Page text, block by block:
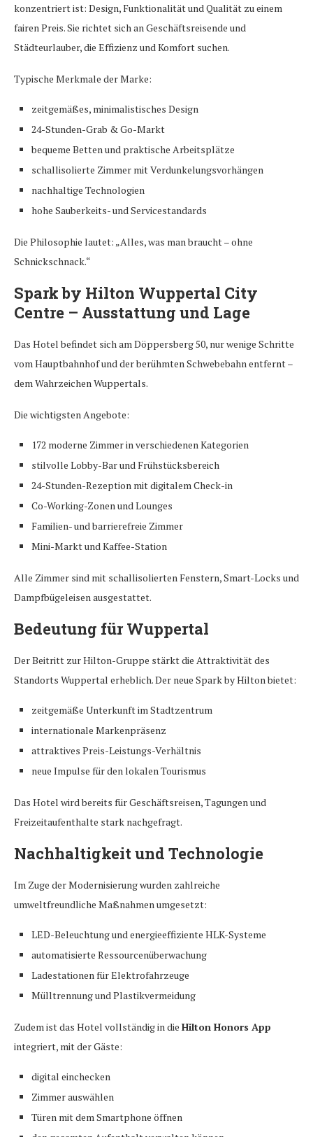
konzentriert ist: Design, Funktionalität und Qualität zu einem
fairen Preis. Sie richtet sich an Geschäftsreisende und
Städteurlauber, die Effizienz und Komfort suchen.
Typische Merkmale der Marke:
zeitgemäßes, minimalistisches Design
24-Stunden-Grab & Go-Markt
bequeme Betten und praktische Arbeitsplätze
schallisolierte Zimmer mit Verdunkelungsvorhängen
nachhaltige Technologien
hohe Sauberkeits- und Servicestandards
Die Philosophie lautet: „Alles, was man braucht – ohne
Schnickschnack.“
Spark by Hilton Wuppertal City
Centre – Ausstattung und Lage
Das Hotel befindet sich am Döppersberg 50, nur wenige Schritte
vom Hauptbahnhof und der berühmten Schwebebahn entfernt –
dem Wahrzeichen Wuppertals.
Die wichtigsten Angebote:
172 moderne Zimmer in verschiedenen Kategorien
stilvolle Lobby-Bar und Frühstücksbereich
24-Stunden-Rezeption mit digitalem Check-in
Co-Working-Zonen und Lounges
Familien- und barrierefreie Zimmer
Mini-Markt und Kaffee-Station
Alle Zimmer sind mit schallisolierten Fenstern, Smart-Locks und
Dampfbügeleisen ausgestattet.
Bedeutung für Wuppertal
Der Beitritt zur Hilton-Gruppe stärkt die Attraktivität des
Standorts Wuppertal erheblich. Der neue Spark by Hilton bietet:
zeitgemäße Unterkunft im Stadtzentrum
internationale Markenpräsenz
attraktives Preis-Leistungs-Verhältnis
neue Impulse für den lokalen Tourismus
Das Hotel wird bereits für Geschäftsreisen, Tagungen und
Freizeitaufenthalte stark nachgefragt.
Nachhaltigkeit und Technologie
Im Zuge der Modernisierung wurden zahlreiche
umweltfreundliche Maßnahmen umgesetzt:
LED-Beleuchtung und energieeffiziente HLK-Systeme
automatisierte Ressourcenüberwachung
Ladestationen für Elektrofahrzeuge
Mülltrennung und Plastikvermeidung
Zudem ist das Hotel vollständig in die Hilton Honors App
integriert, mit der Gäste:
digital einchecken
Zimmer auswählen
Türen mit dem Smartphone öffnen